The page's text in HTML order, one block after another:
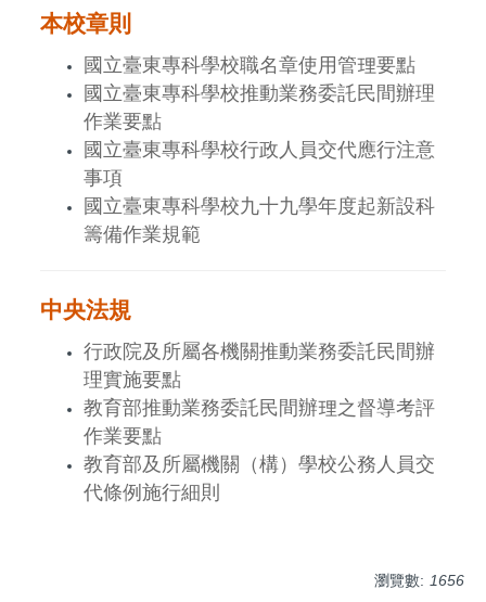
本校章則
國立臺東專科學校職名章使用管理要點
國立臺東專科學校推動業務委託民間辦理
作業要點
國立臺東專科學校行政人員交代應行注意
事項
國立臺東專科學校九十九學年度起新設科
籌備作業規範
中央法規
行政院及所屬各機關推動業務委託民間辦
理實施要點
教育部推動業務委託民間辦理之督導考評
作業要點
教育部及所屬機關（構）學校公務人員交
代條例施行細則
瀏覽數: 1656